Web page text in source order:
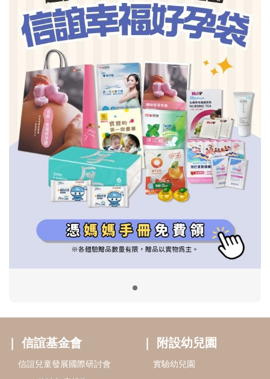
信誼基金會
2022信誼年度報告
2023信誼年度報告
2024信誼年度報告
好孕袋
分齡育兒電子報
附設幼兒園
小袋鼠幼師網